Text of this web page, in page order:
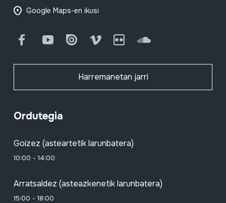
Google Maps-en ikusi
FacebookYoutube Issuu Vimeo Flickr SoundCloud
Harremanetan jarri
Ordutegia
Goizez (asteartetik larunbatera)
10:00 - 14:00
Arratsaldez (asteazkenetik larunbatera)
15:00 - 18:00